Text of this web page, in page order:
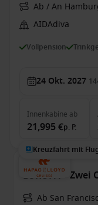
Ab / An
AIDAdiva
Vollpension
24 Okt. 2027
Innenkabine ab
21,995 €p. P.
Kreuzfahrt mit
EUROPA –
Ab San